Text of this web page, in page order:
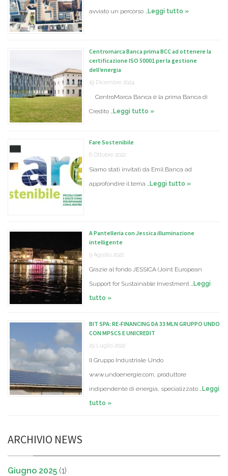
avviato un percorso … Leggi tutto »
Centromarca Banca prima BCC ad ottenere la
certificazione ISO 50001 per la gestione
dell’energia
19 Dicembre 2024
CentroMarca Banca è la prima Banca di
Credito … Leggi tutto »
Fare Sostenibile
6 Ottobre 2022
Siamo stati invitati da Emil Banca ad
approfondire il tema … Leggi tutto »
A Pantelleria con Jessica illuminazione
intelligente
9 Agosto 2022
Grazie al fondo JESSICA (Joint European
Support for Sustainable Investment … Leggi
tutto »
BIT SPA: RE-FINANCING DA 33 MLN GRUPPO UNDO
CON MPSCS E UNICREDIT
29 Luglio 2022
Il Gruppo Industriale Undo
www.undoenergie.com, produttore
indipendente di energia, specializzato … Leggi
tutto »
ARCHIVIO NEWS
Giugno 2025 (1)